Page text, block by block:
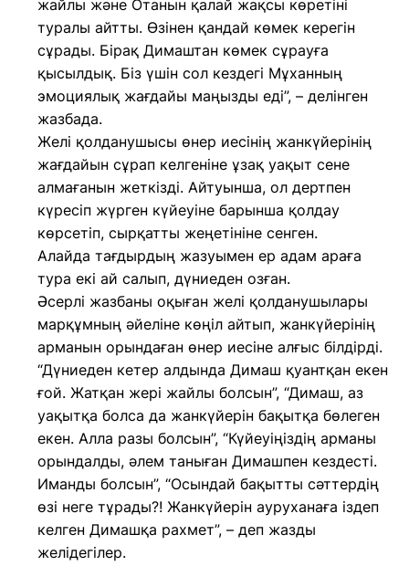
жайлы және Отанын қалай жақсы көретіні
туралы айтты. Өзінен қандай көмек керегін
сұрады. Бірақ Димаштан көмек сұрауға
қысылдық. Біз үшін сол кездегі Мұханның
эмоциялық жағдайы маңызды еді”, – делінген
жазбада.
Желі қолданушысы өнер иесінің жанкүйерінің
жағдайын сұрап келгеніне ұзақ уақыт сене
алмағанын жеткізді. Айтуынша, ол дертпен
күресіп жүрген күйеуіне барынша қолдау
көрсетіп, сырқатты жеңетініне сенген.
Алайда тағдырдың жазуымен ер адам араға
тура екі ай салып, дүниеден озған.
Әсерлі жазбаны оқыған желі қолданушылары
марқұмның әйеліне көңіл айтып, жанкүйерінің
арманын орындаған өнер иесіне алғыс білдірді.
“Дүниеден кетер алдында Димаш қуантқан екен
ғой. Жатқан жері жайлы болсын”, “Димаш, аз
уақытқа болса да жанкүйерін бақытқа бөлеген
екен. Алла разы болсын”, “Күйеуіңіздің арманы
орындалды, әлем таныған Димашпен кездесті.
Иманды болсын”, “Осындай бақытты сәттердің
өзі неге тұрады?! Жанкүйерін ауруханаға іздеп
келген Димашқа рахмет”, – деп жазды
желідегілер.